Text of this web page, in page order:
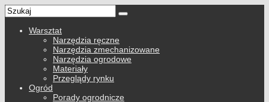
Warsztat
Narzędzia ręczne
Narzędzia zmechanizowane
Narzędzia ogrodowe
Materiały
Przeglądy rynku
Ogród
Porady ogrodnicze